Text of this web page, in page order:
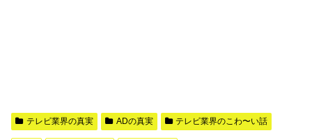
テレビ業界の真実 ADの真実 テレビ業界のこわ〜い話